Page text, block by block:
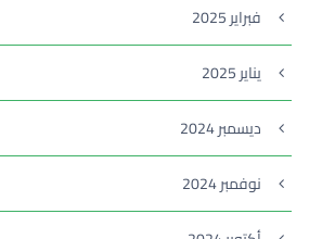
فبراير 2025
يناير 2025
ديسمبر 2024
نوفمبر 2024